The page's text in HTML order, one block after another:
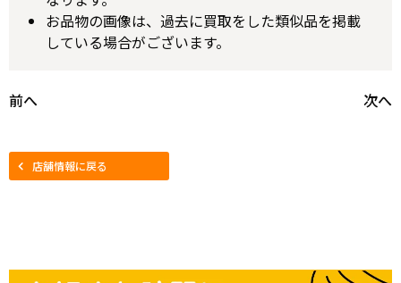
お品物の画像は、過去に買取をした類似品を掲載
している場合がございます。
前へ 次へ
店舗情報に戻る